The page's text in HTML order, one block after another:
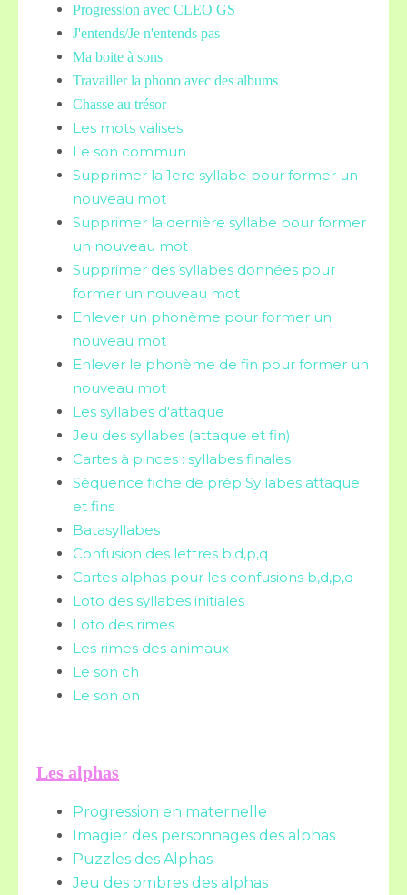
Progression avec CLEO GS
J'entends/Je n'entends pas
Ma boite à sons
Travailler la phono avec des albums
Chasse au trésor
Les mots valises
Le son commun
Supprimer la 1ere syllabe pour former un
nouveau mot
Supprimer la dernière syllabe pour former
un nouveau mot
Supprimer des syllabes données pour
former un nouveau mot
Enlever un phonème pour former un
nouveau mot
Enlever le phonème de fin pour former un
nouveau mot
Les syllabes d'attaque
Jeu des syllabes (attaque et fin)
Cartes à pinces : syllabes finales
Séquence fiche de prép Syllabes attaque
et fins
Batasyllabes
Confusion des lettres b,d,p,q
Cartes alphas pour les confusions b,d,p,q
Loto des syllabes initiales
Loto des rimes
Les rimes des animaux
Le son ch
Le son on
Les alphas
Progression en maternelle
Imagier des personnages des alphas
Puzzles des Alphas
Jeu des ombres des alphas